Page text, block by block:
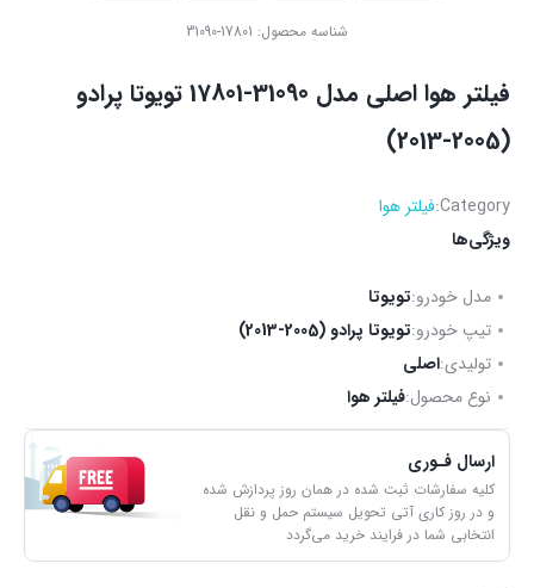
شناسه محصول: 17801-31090
فیلتر هوا اصلی مدل 31090-17801 تویوتا پرادو
(2005-2013)
Category:فیلتر هوا
ویژگی‌ها
مدل خودرو:تویوتا
تیپ خودرو:تویوتا پرادو (2005-2013)
تولیدی:اصلی
نوع محصول:فیلتر هوا
ارسال فـوری
کلیه سفارشات ثبت شده در همان روز پردازش شده
و در روز کاری آتی تحویل سیستم حمل و نقل
انتخابی شما در فرایند خرید می‌گردد